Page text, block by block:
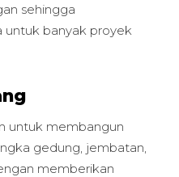
sehingga
untuk banyak proyek
untuk membangun
gedung, jembatan,
memberikan